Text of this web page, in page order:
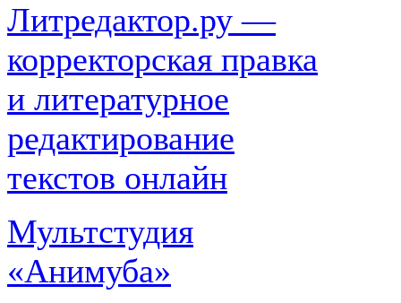
Литредактор.ру —
корректорская правка
и литературное
редактирование
текстов онлайн
Мультстудия
«Анимуба»